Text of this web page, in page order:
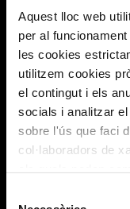
Aquest lloc web
per al
les cookies
utilitzem cookies
el contingut i els
socials i analitzar
sobre l'ús que faci
col·laboradors de